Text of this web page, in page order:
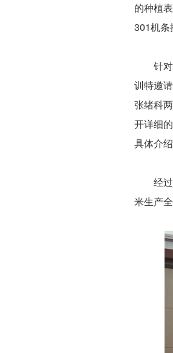
的种植
301机条
针
训特邀
张绪科
开详细
具体介绍
经
米生产